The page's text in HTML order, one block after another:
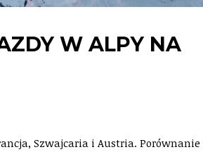
W ALPY NA
Szwajcaria i Austria. Porównanie